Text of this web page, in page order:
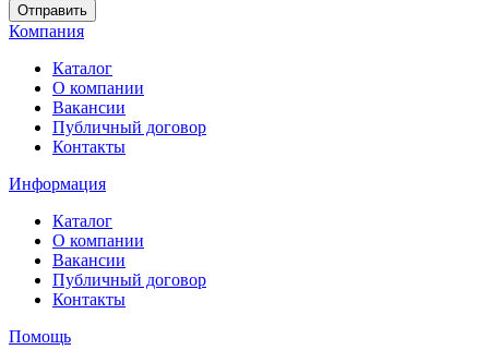
Отправить
Компания
Каталог
О компании
Вакансии
Публичный договор
Контакты
Информация
Каталог
О компании
Вакансии
Публичный договор
Контакты
Помощь